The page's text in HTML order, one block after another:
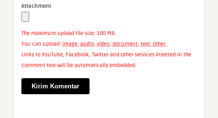
Attachment
The maximum upload file size: 100 MB.
You can upload: image, audio, video, document, text, other.
Links to YouTube, Facebook, Twitter and other services inserted in the
comment text will be automatically embedded.